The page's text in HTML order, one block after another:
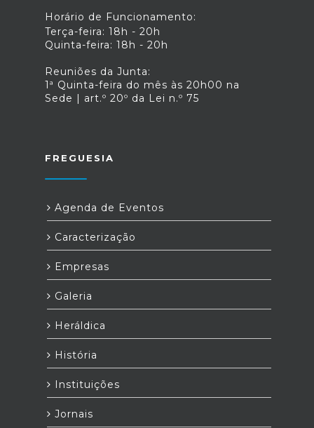
Horário de Funcionamento:
Terça-feira: 18h - 20h
Quinta-feira: 18h - 20h
Reuniões da Junta:
1ª Quinta-feira do mês às 20h00 na
Sede | art.º 20º da Lei n.º 75
FREGUESIA
Agenda de Eventos
Caracterização
Empresas
Galeria
Heráldica
História
Instituições
Jornais